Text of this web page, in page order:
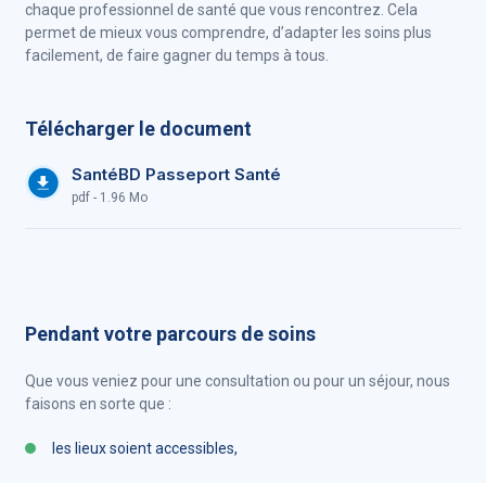
chaque professionnel de santé que vous rencontrez. Cela
permet de mieux vous comprendre, d’adapter les soins plus
facilement, de faire gagner du temps à tous.
Télécharger le document
SantéBD Passeport Santé
pdf - 1.96 Mo
Pendant votre parcours de soins
Que vous veniez pour une consultation ou pour un séjour, nous
faisons en sorte que :
les lieux soient accessibles,